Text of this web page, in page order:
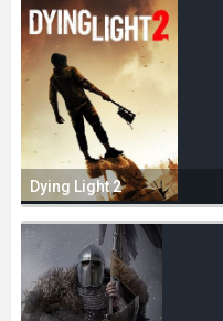
Dying Light 2